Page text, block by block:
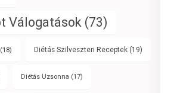
Válogatások (73)
(18) Diétás Szilveszteri Receptek (19)
Diétás Uzsonna (17)